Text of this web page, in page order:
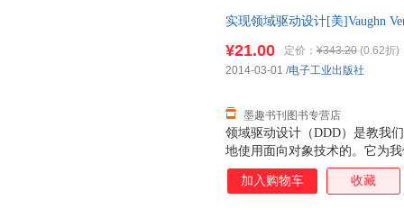
实现领域驱动设计[美]Vaughn
票！
领域驱动设计（DDD）是教我
地使用面向对象技术的。它为
发者留下了一大难题：如何将
《实现领域驱动设计》为我们
¥21.00 定价： ¥343.20 (0.62折)
墨趣书刊图书专营店
2014-03-01 /电子工业出版社
加入购物车 收藏